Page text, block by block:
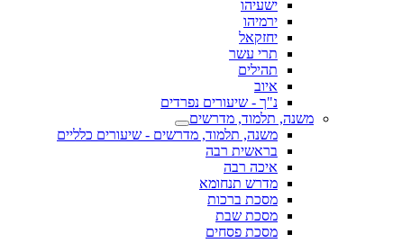
ישעיהו
ירמיהו
יחזקאל
תרי עשר
תהילים
איוב
נ"ך - שיעורים נפרדים
משנה, תלמוד, מדרשים
משנה, תלמוד, מדרשים - שיעורים כלליים
בראשית רבה
איכה רבה
מדרש תנחומא
מסכת ברכות
מסכת שבת
מסכת פסחים